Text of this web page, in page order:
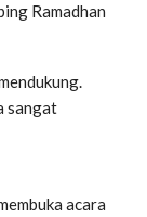
Ramadhan
sangat
acara